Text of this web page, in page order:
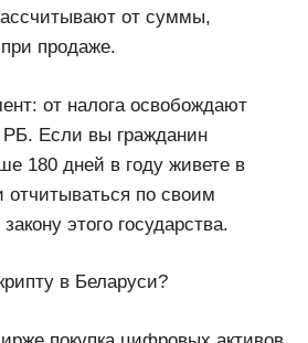
от суммы,
продаже.
от налога освобождают
РБ. Если вы гражданин
180 дней в году живете в
отчитываться по своим
этого государства.
в Беларуси?